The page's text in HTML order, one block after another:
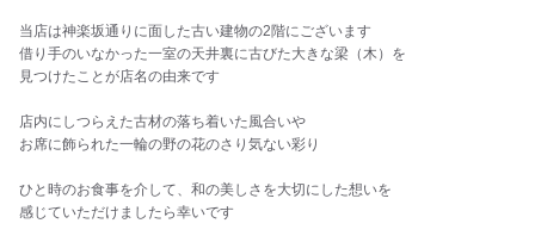
当店は神楽坂通りに面した古い建物の2階にございます
借り手のいなかった一室の天井裏に古びた大きな梁（木）を
見つけたことが店名の由来です
店内にしつらえた古材の落ち着いた風合いや
お席に飾られた一輪の野の花のさり気ない彩り
ひと時のお食事を介して、和の美しさを大切にした想いを
感じていただけましたら幸いです